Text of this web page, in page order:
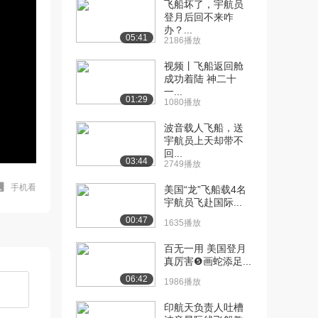
手机看
05:41
飞船坏了，宇航员
登月后回不来咋
办？...
2186播放
01:29
视频丨飞船返回舱
成功着陆 神二十
一...
1080播放
03:44
波音载人飞船，送
宇航员上天却带不
回...
2749播放
00:47
美国“龙”飞船载4名
宇航员飞赴国际...
1635播放
06:42
百无一用 美国登月
真厉害❺画蛇添足...
1986播放
印航天负责人吐槽